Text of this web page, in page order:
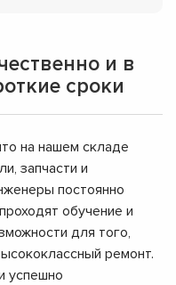
и в
сроки
на нашем складе
запчасти и
постоянно
обучение и
для того,
ремонт.
успешно